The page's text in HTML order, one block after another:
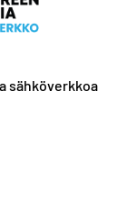
sähköverkkoa